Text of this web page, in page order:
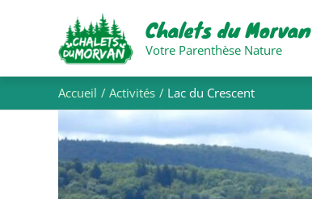
Chalets du Morvan
Votre Parenthèse Nature
Accueil Activités Lac du Crescent